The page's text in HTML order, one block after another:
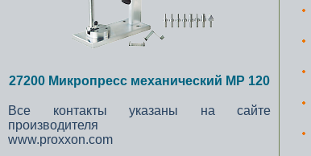
27200 Микропресс механический MP 120
Все контакты указаны на сайте
производителя
www.proxxon.com